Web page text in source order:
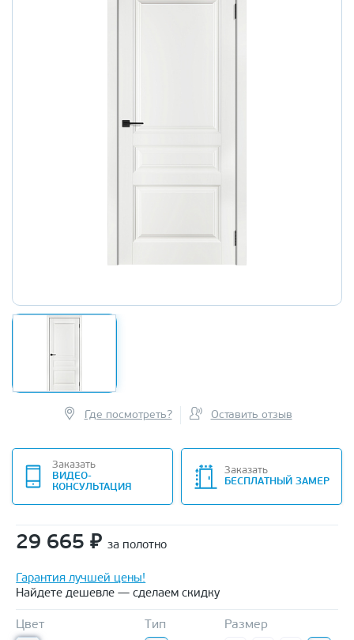
Где посмотреть? Оставить отзыв
Заказать
ВИДЕО-
КОНСУЛЬТАЦИЯ
Заказать
БЕСПЛАТНЫЙ ЗАМЕР
29 665 ₽ за полотно
Гарантия лучшей цены!
Найдете дешевле — сделаем скидку
Цвет Тип Размер